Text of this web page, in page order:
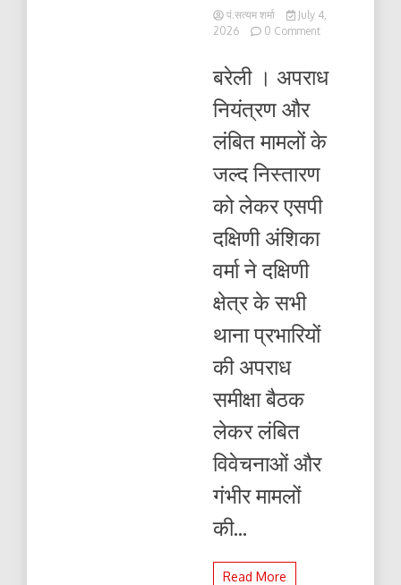
पं.सत्यम शर्मा
July 4,
2026
0 Commenton
से
साउथ
बरेली । अपराध
नियंत्रण और
लंबित मामलों के
जल्द निस्तारण
को लेकर एसपी
दक्षिणी अंशिका
वर्मा ने दक्षिणी
क्षेत्र के सभी
थाना प्रभारियों
की अपराध
समीक्षा बैठक
लेकर लंबित
विवेचनाओं और
गंभीर मामलों
की...
Read More